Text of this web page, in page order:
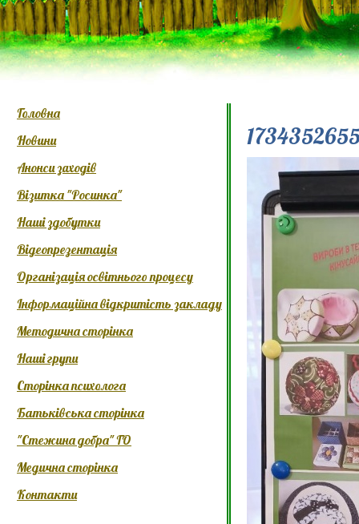
Головна
Новини
Анонси заходів
Візитка "Росинка"
Наші здобутки
Відеопрезентація
Організація освітнього процесу
Інформаційна відкритість закладу
Методична сторінка
Наші групи
Сторінка психолога
Батьківська сторінка
"Стежина добра" ГО
Медична сторінка
Контакти